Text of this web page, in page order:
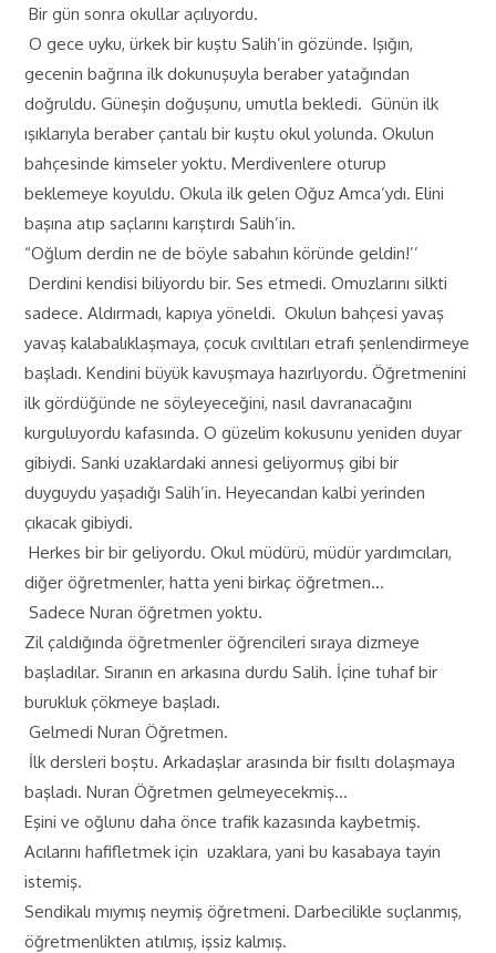
Bir gün sonra okullar açılıyordu.
O gece uyku, ürkek bir kuştu Salih’in gözünde. Işığın,
gecenin bağrına ilk dokunuşuyla beraber yatağından
doğruldu. Güneşin doğuşunu, umutla bekledi. Günün ilk
ışıklarıyla beraber çantalı bir kuştu okul yolunda. Okulun
bahçesinde kimseler yoktu. Merdivenlere oturup
beklemeye koyuldu. Okula ilk gelen Oğuz Amca’ydı. Elini
başına atıp saçlarını karıştırdı Salih’in.
“Oğlum derdin ne de böyle sabahın köründe geldin!’’
Derdini kendisi biliyordu bir. Ses etmedi. Omuzlarını silkti
sadece. Aldırmadı, kapıya yöneldi. Okulun bahçesi yavaş
yavaş kalabalıklaşmaya, çocuk cıvıltıları etrafı şenlendirmeye
başladı. Kendini büyük kavuşmaya hazırlıyordu. Öğretmenini
ilk gördüğünde ne söyleyeceğini, nasıl davranacağını
kurguluyordu kafasında. O güzelim kokusunu yeniden duyar
gibiydi. Sanki uzaklardaki annesi geliyormuş gibi bir
duyguydu yaşadığı Salih’in. Heyecandan kalbi yerinden
çıkacak gibiydi.
Herkes bir bir geliyordu. Okul müdürü, müdür yardımcıları,
diğer öğretmenler, hatta yeni birkaç öğretmen…
Sadece Nuran öğretmen yoktu.
Zil çaldığında öğretmenler öğrencileri sıraya dizmeye
başladılar. Sıranın en arkasına durdu Salih. İçine tuhaf bir
burukluk çökmeye başladı.
Gelmedi Nuran Öğretmen.
İlk dersleri boştu. Arkadaşlar arasında bir fısıltı dolaşmaya
başladı. Nuran Öğretmen gelmeyecekmiş…
Eşini ve oğlunu daha önce trafik kazasında kaybetmiş.
Acılarını hafifletmek için uzaklara, yani bu kasabaya tayin
istemiş.
Sendikalı mıymış neymiş öğretmeni. Darbecilikle suçlanmış,
öğretmenlikten atılmış, işsiz kalmış.